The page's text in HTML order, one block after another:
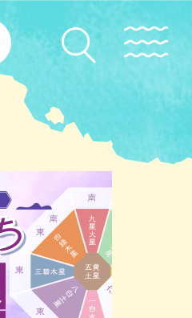
先島諸島